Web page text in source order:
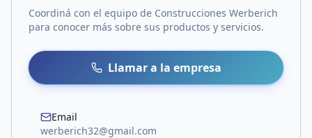
Coordiná con el equipo de Construcciones Werberich
para conocer más sobre sus productos y servicios.
Llamar a la empresa
Email
werberich32@gmail.com